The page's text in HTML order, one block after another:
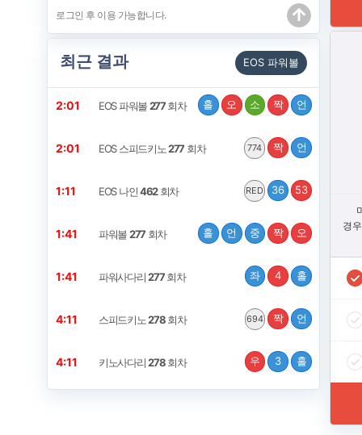
최근 결과 EOS 파워볼
2:00 EOS 파워볼277회차 홀 오 소 짝 언
2:00 EOS 스피드키노277 회차 774 짝 언
1:10 EOS 나인462회차 RED 36 53
1:40 파워볼277회차 홀 언 중 짝 오
1:40 파워사다리277회차 좌 4 홀
4:10 스피드키노278회차 694 짝 언
4:10 키노사다리278회차 우 3 홀
경